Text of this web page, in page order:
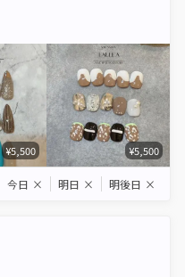
¥5,500 ¥5,500
今日 × 明日 × 明後日 ×